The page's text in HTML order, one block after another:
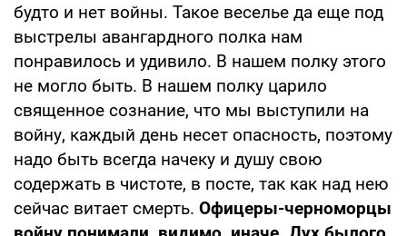
будто и нет войны. Такое веселье да еще под
выстрелы авангардного полка нам
понравилось и удивило. В нашем полку этого
не могло быть. В нашем полку царило
священное сознание, что мы выступили на
войну, каждый день несет опасность, поэтому
надо быть всегда начеку и душу свою
содержать в чистоте, в посте, так как над нею
сейчас витает смерть. Офицеры-черноморцы